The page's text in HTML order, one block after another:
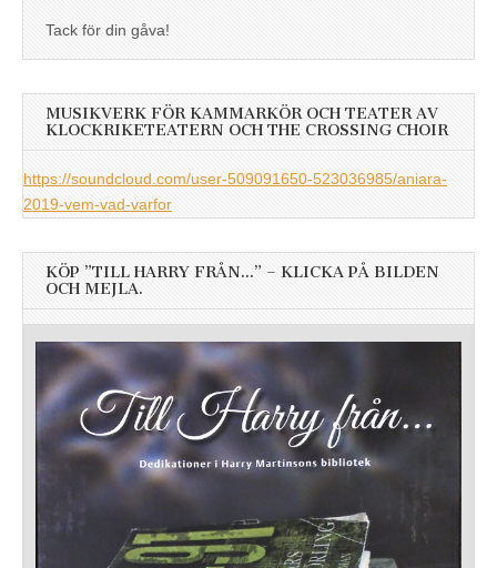
Tack för din gåva!
MUSIKVERK FÖR KAMMARKÖR OCH TEATER AV
KLOCKRIKETEATERN OCH THE CROSSING CHOIR
https://soundcloud.com/user-509091650-523036985/aniara-
2019-vem-vad-varfor
KÖP ”TILL HARRY FRÅN…” – KLICKA PÅ BILDEN
OCH MEJLA.